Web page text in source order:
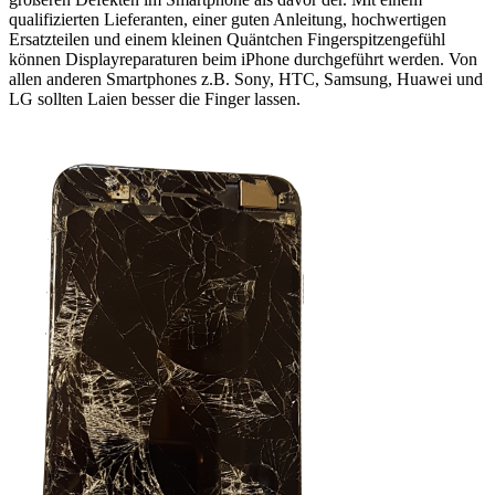
qualifizierten Lieferanten, einer guten Anleitung, hochwertigen
Ersatzteilen und einem kleinen Quäntchen Fingerspitzengefühl
können Displayreparaturen beim iPhone durchgeführt werden. Von
allen anderen Smartphones z.B. Sony, HTC, Samsung, Huawei und
LG sollten Laien besser die Finger lassen.